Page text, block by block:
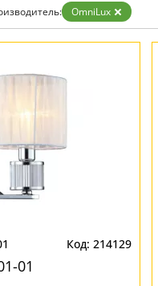
Золото
Прозрачные
Хром
OmniLux
214129
01